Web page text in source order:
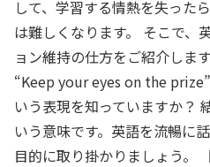
して、学習する情熱を失った
は難しくなります。 そこで、
ョン維持の仕方をご紹介しま
“Keep your eyes on the
いう表現を知っていますか？
いう意味です。英語を流暢に
目的に取り掛かりましょう。